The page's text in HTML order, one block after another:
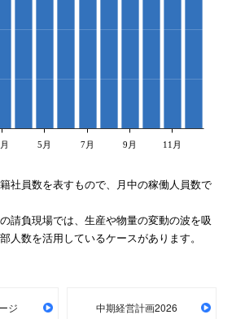
5月 7月 9月 11月
社員数を表すもので、月中の稼働人員数で
請負現場では、生産や物量の変動の波を吸
人数を活用しているケースがあります。
ジ 中期経営計画2026